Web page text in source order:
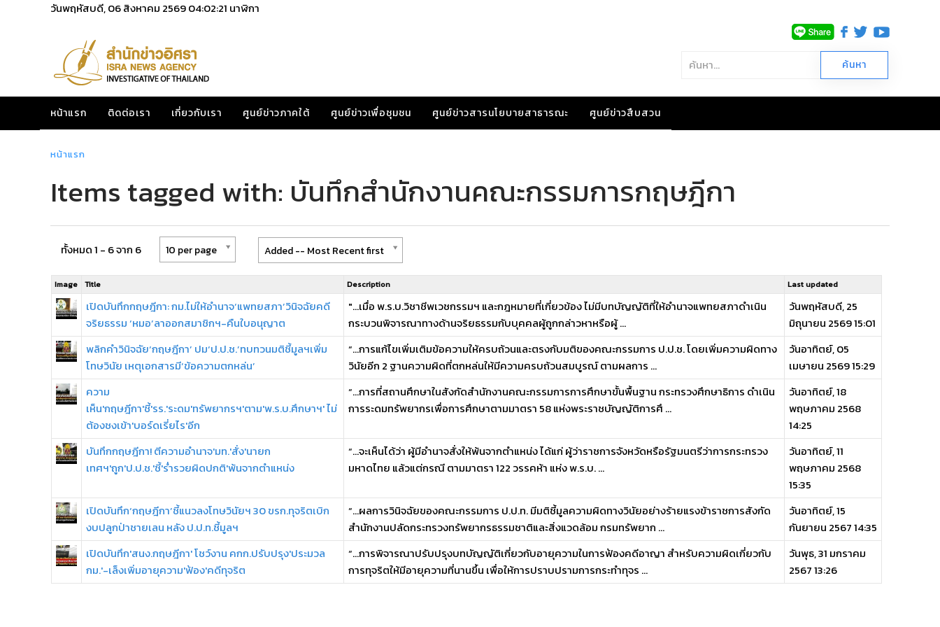
วันพฤหัสบดี, 06 สิงหาคม 256904:02:21 นาฬิกา
หน้าแรก ติดต่อเรา เกี่ยวกับเรา ศูนย์ข่าวภาคใต้ ศูนย์ข่าวเพื่อชุมชน ศูนย์ข่าวสารนโยบายสาธารณะ ศูนย์ข่าวสืบสวน
หน้าแรก
Items tagged with: บันทึกสำนักงานคณะกรรมการกฤษฎีกา
ทั้งหมด 1 - 6 จาก 6 10 per page Added -- Most Recent first
Image Title Description Last updated
เปิดบันทึกกฤษฎีกา: กม.ไม่ให้อำนาจ‘แพทยสภา’วินิจฉัยคดี
จริยธรรม ‘หมอ’ลาออกสมาชิกฯ-คืนใบอนุญาต
"...เมื่อ พ.ร.บ.วิชาชีพเวชกรรมฯ และกฎหมายที่เกี่ยวข้อง ไม่มีบทบัญญัติที่ให้อำนาจแพทยสภาดำเนิน
กระบวนพิจารณาทางด้านจริยธรรมกับบุคคลผู้ถูกกล่าวหาหรือผู้ ...
วันพฤหัสบดี, 25
มิถุนายน 2569 15:01
พลิกคำวินิจฉัย‘กฤษฎีกา’ ปม‘ป.ป.ช.’ทบทวนมติชี้มูลฯเพิ่ม
โทษวินัย เหตุเอกสารมี‘ข้อความตกหล่น’
“…การแก้ไขเพิ่มเติมข้อความให้ครบถ้วนและตรงกับมติของคณะกรรมการ ป.ป.ช. โดยเพิ่มความผิดทาง
วินัยอีก 2 ฐานความผิดที่ตกหล่นให้มีความครบถ้วนสมบูรณ์ ตามผลการ ...
วันอาทิตย์, 05
เมษายน 2569 15:29
ความ
เห็น'กฤษฎีกา'ชี้'รร.'ระดม'ทรัพยากรฯ'ตาม'พ.ร.บ.ศึกษาฯ' ไม่
ต้องชงเข้า'บอร์ดเรี่ยไร'อีก
“…การที่สถานศึกษาในสังกัดสำนักงานคณะกรรมการการศึกษาขั้นพื้นฐาน กระทรวงศึกษาธิการ ดำเนิน
การระดมทรัพยากรเพื่อการศึกษาตามมาตรา 58 แห่งพระราชบัญญัติการศึ ...
วันอาทิตย์, 18
พฤษภาคม 2568
14:25
บันทึกกฤษฎีกา! ตีความอำนาจ'มท.'สั่ง'นายก
เทศฯ'ถูก'ป.ป.ช.'ชี้'ร่ำรวยผิดปกติ'พ้นจากตำแหน่ง
“…จะเห็นได้ว่า ผู้มีอำนาจสั่งให้พ้นจากตำแหน่ง ได้แก่ ผู้ว่าราชการจังหวัดหรือรัฐมนตรีว่าการกระทรวง
มหาดไทย แล้วแต่กรณี ตามมาตรา 122 วรรคห้า แห่ง พ.ร.บ. ...
วันอาทิตย์, 11
พฤษภาคม 2568
15:35
เปิดบันทึก‘กฤษฎีกา’ชี้แนวลงโทษวินัยฯ 30 ขรก.ทุจริตเบิก
งบปลูกป่าชายเลน หลัง ป.ป.ท.ชี้มูลฯ
“…ผลการวินิจฉัยของคณะกรรมการ ป.ป.ท. มีมติชี้มูลความผิดทางวินัยอย่างร้ายแรงข้าราชการสังกัด
สำนักงานปลัดกระทรวงทรัพยากรธรรมชาติและสิ่งแวดล้อม กรมทรัพยาก ...
วันอาทิตย์, 15
กันยายน 2567 14:35
เปิดบันทึก'สนง.กฤษฎีกา' โชว์งาน คกก.ปรับปรุง'ประมวล
กม.'-เล็งเพิ่มอายุความ'ฟ้อง'คดีทุจริต
“…การพิจารณาปรับปรุงบทบัญญัติเกี่ยวกับอายุความในการฟ้องคดีอาญา สำหรับความผิดเกี่ยวกับ
การทุจริตให้มีอายุความที่นานขึ้น เพื่อให้การปราบปรามการกระทำทุจร ...
วันพุธ, 31 มกราคม
2567 13:26